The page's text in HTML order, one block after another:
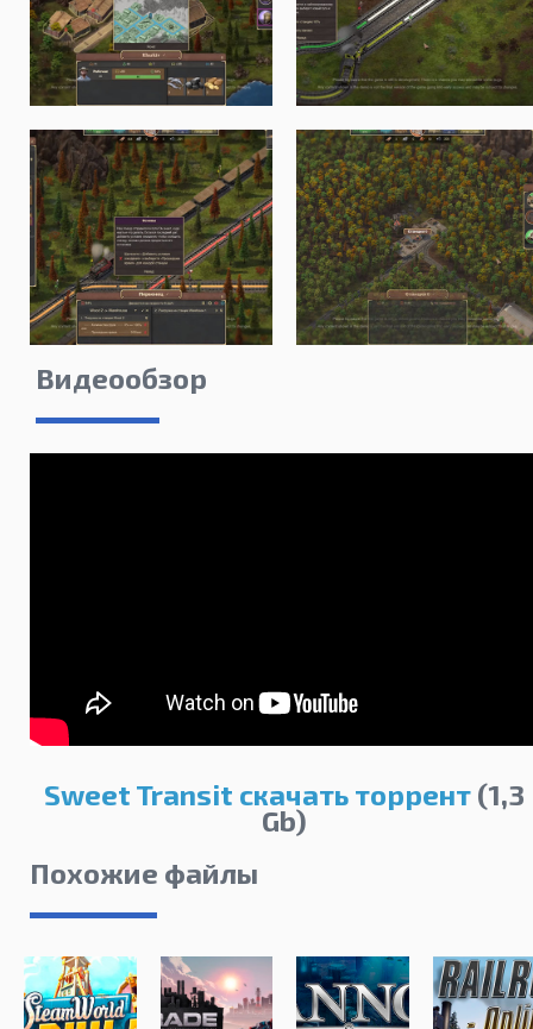
Видеообзор
Sweet Transit скачать торрент (1,3
Gb)
Похожие файлы